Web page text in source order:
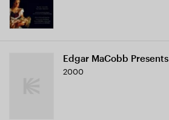
Edgar MaCobb Presents
2000